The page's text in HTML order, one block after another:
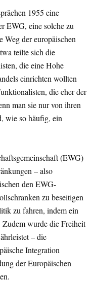
1955 eine
EWG, eine solche zu
Weg der europäischen
teilte sich die
die eine Hohe
einrichten wollten
die eher der
man sie nur von ihren
wie so häufig, ein
(EWG)
– also
den EWG-
zu beseitigen
zu fahren, indem ein
wurde die Freiheit
– die
Integration
der Europäischen